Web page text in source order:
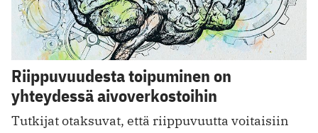
Riippuvuudesta toipuminen on
yhteydessä aivoverkostoihin
Tutkijat otaksuvat, että riippuvuutta voitaisiin